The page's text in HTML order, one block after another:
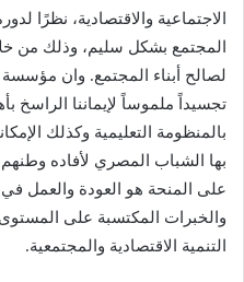
الاجتماعية والاقتصادية، نظرًا
المجتمع بشكل سليم، وذلك من
لصالح أبناء المجتمع. وان مؤسسة
تجسيداً ملموساً لإيماننا الراسخ
بالمنظومة التعليمية وكذلك
بها الشباب المصري لأفاده
على المنحة هو العودة والعمل
والخبرات المكتسبة على
التنمية الاقتصادية والمجتمعية.